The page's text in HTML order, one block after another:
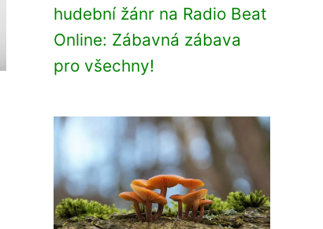
hudební žánr na Radio Beat
Online: Zábavná zábava
pro všechny!